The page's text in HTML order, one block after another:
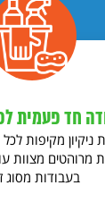
חד פעמית
ניקיון מקיפות
מרוהטים מצוות
בעבודות מסוג